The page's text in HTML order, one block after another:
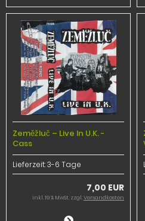
Zeměžluč – Live In U.K. -
Cass
Lieferzeit:3-6 Tage
7,00 EUR
inkl. 19 % MwSt. zzgl.Versandkosten